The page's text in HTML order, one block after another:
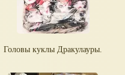
Головы куклы Дракулауры.